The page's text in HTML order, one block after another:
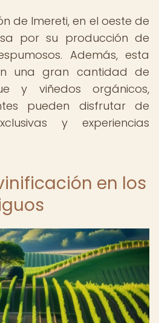
de Imereti, en el oeste de
por su producción de
Además, esta
una gran cantidad de
y viñedos orgánicos,
pueden disfrutar de
y experiencias
en los